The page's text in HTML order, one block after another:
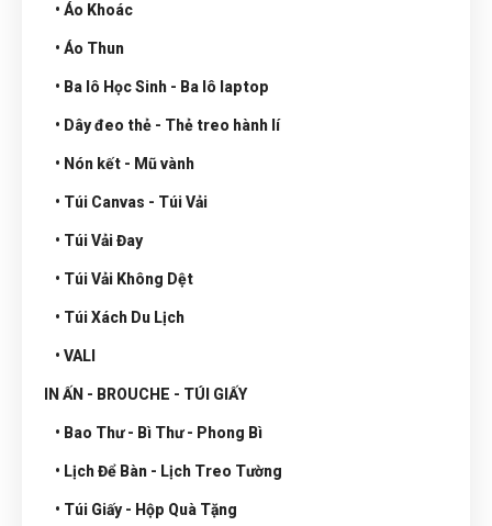
• Áo Khoác
• Áo Thun
• Ba lô Học Sinh - Ba lô laptop
• Dây đeo thẻ - Thẻ treo hành lí
• Nón kết - Mũ vành
• Túi Canvas - Túi Vải
• Túi Vải Đay
• Túi Vải Không Dệt
• Túi Xách Du Lịch
• VALI
IN ẤN - BROUCHE - TÚI GIẤY
• Bao Thư - Bì Thư - Phong Bì
• Lịch Để Bàn - Lịch Treo Tường
• Túi Giấy - Hộp Quà Tặng